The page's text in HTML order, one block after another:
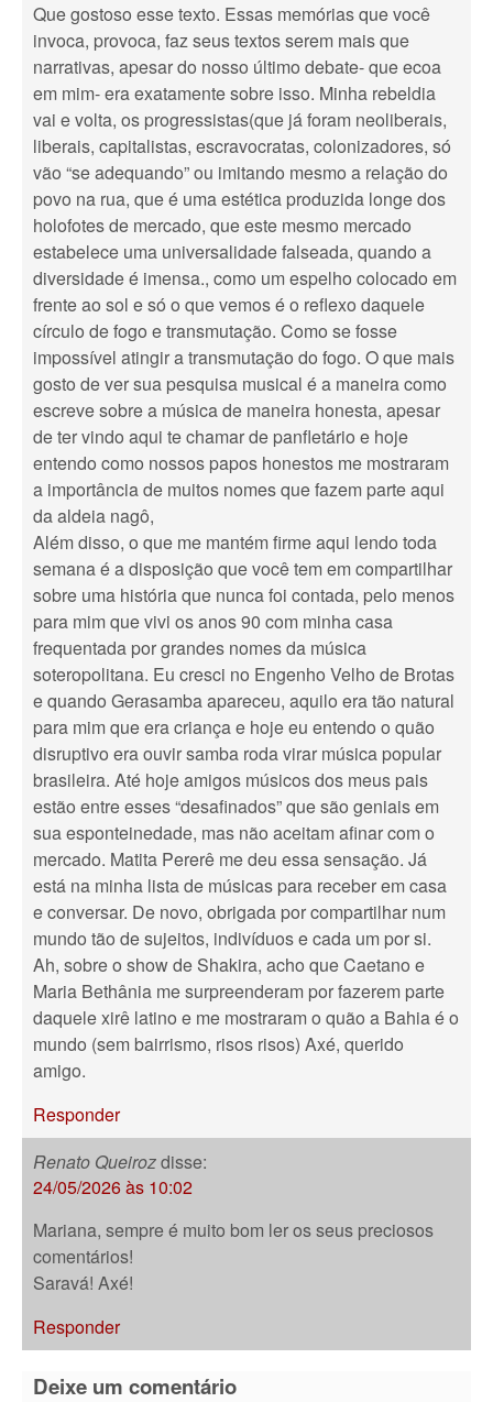
Que gostoso esse texto. Essas memórias que você
invoca, provoca, faz seus textos serem mais que
narrativas, apesar do nosso último debate- que ecoa
em mim- era exatamente sobre isso. Minha rebeldia
vai e volta, os progressistas(que já foram neoliberais,
liberais, capitalistas, escravocratas, colonizadores, só
vão “se adequando” ou imitando mesmo a relação do
povo na rua, que é uma estética produzida longe dos
holofotes de mercado, que este mesmo mercado
estabelece uma universalidade falseada, quando a
diversidade é imensa., como um espelho colocado em
frente ao sol e só o que vemos é o reflexo daquele
círculo de fogo e transmutação. Como se fosse
impossível atingir a transmutação do fogo. O que mais
gosto de ver sua pesquisa musical é a maneira como
escreve sobre a música de maneira honesta, apesar
de ter vindo aqui te chamar de panfletário e hoje
entendo como nossos papos honestos me mostraram
a importância de muitos nomes que fazem parte aqui
da aldeia nagô,
Além disso, o que me mantém firme aqui lendo toda
semana é a disposição que você tem em compartilhar
sobre uma história que nunca foi contada, pelo menos
para mim que vivi os anos 90 com minha casa
frequentada por grandes nomes da música
soteropolitana. Eu cresci no Engenho Velho de Brotas
e quando Gerasamba apareceu, aquilo era tão natural
para mim que era criança e hoje eu entendo o quão
disruptivo era ouvir samba roda virar música popular
brasileira. Até hoje amigos músicos dos meus pais
estão entre esses “desafinados” que são geniais em
sua esponteinedade, mas não aceitam afinar com o
mercado. Matita Pererê me deu essa sensação. Já
está na minha lista de músicas para receber em casa
e conversar. De novo, obrigada por compartilhar num
mundo tão de sujeitos, indivíduos e cada um por si.
Ah, sobre o show de Shakira, acho que Caetano e
Maria Bethânia me surpreenderam por fazerem parte
daquele xirê latino e me mostraram o quão a Bahia é o
mundo (sem bairrismo, risos risos) Axé, querido
amigo.
Responder
Renato Queirozdisse:
24/05/2026 às 10:02
Mariana, sempre é muito bom ler os seus preciosos
comentários!
Saravá! Axé!
Responder
Deixe um comentário